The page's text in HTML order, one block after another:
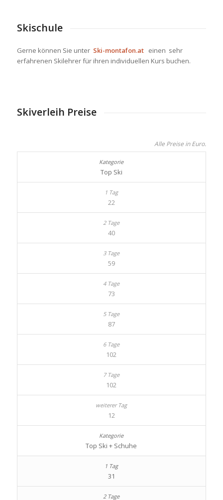
Skischule
Gerne können Sie unter Ski-montafon.at einen sehr
erfahrenen Skilehrer für ihren individuellen Kurs buchen.
Skiverleih Preise
Alle Preise in Euro.
Top Ski
22
40
59
73
87
102
102
12
Top Ski + Schuhe
31